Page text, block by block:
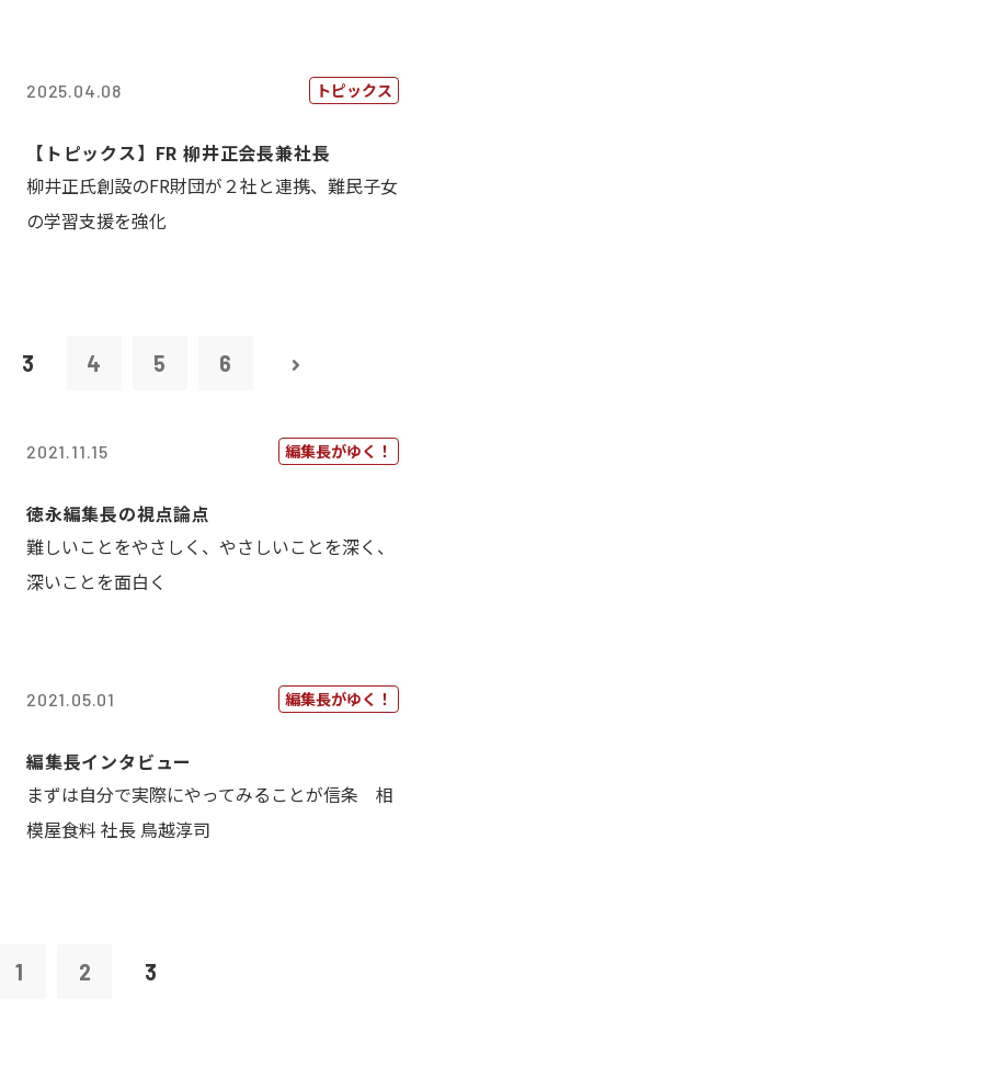
2025.04.08 トピックス
【トピックス】FR 柳井正会長兼社長
柳井正氏創設のFR財団が２社と連携、難民子女
の学習支援を強化
3 4 5 6
2021.11.15 編集長がゆく！
徳永編集長の視点論点
難しいことをやさしく、やさしいことを深く、
深いことを面白く
2021.05.01 編集長がゆく！
編集長インタビュー
まずは自分で実際にやってみることが信条 相
模屋食料 社長 鳥越淳司
1 2 3